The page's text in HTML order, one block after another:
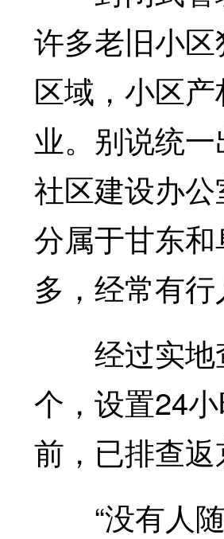
许多老旧小
区域，小区
业。别说统
社区建设办
分属于甘东
多，经常有行
经过实地
个，设置24
前，已排查
“没有人随